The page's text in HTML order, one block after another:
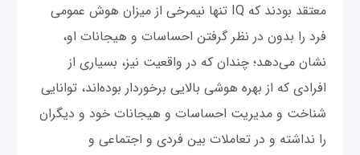
معتقد بودند که IQ تنها نیمرخی از میزان هوش عمومی
فرد را بدون در نظر گرفتن احساسات و هیجانات او،
نشان می‌دهد؛ چندان که در واقعیت نیز، بسیاری از
افرادی که از بهره هوشی بالایی برخوردار بوده‌اند، توانایی
شناخت و مدیریت احساسات و هیجانات خود و دیگران
را نداشته و در تعاملات بین فردی و اجتماعی و